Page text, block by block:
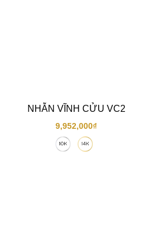
NHẪN VĨNH CỬU VC2
9,952,000₫